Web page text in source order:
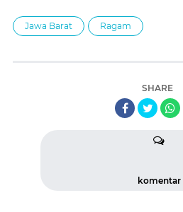
Jawa Barat Ragam
SHARE
komentar